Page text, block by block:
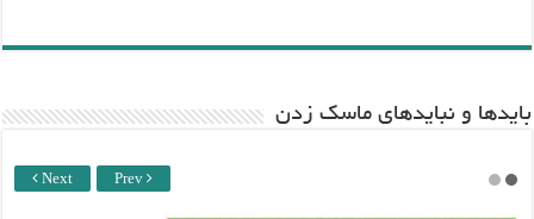
باید‌ها و نبایدهای ماسک زدن
Next Prev